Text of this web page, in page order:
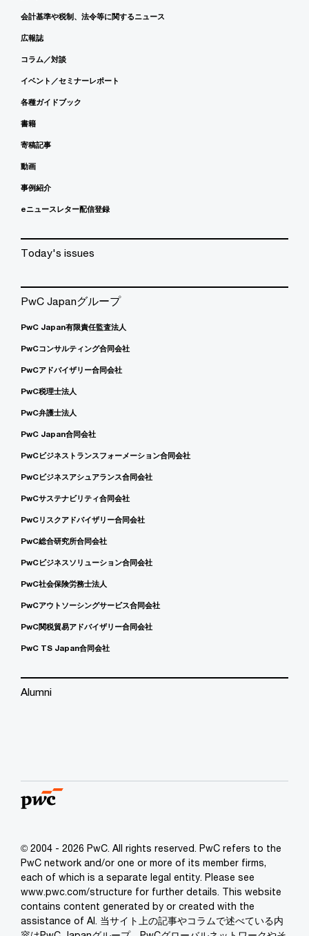
会計基準や税制、法令等に関するニュース
広報誌
コラム／対談
イベント／セミナーレポート
各種ガイドブック
書籍
寄稿記事
動画
事例紹介
eニュースレター配信登録
Today's issues
PwC Japanグループ
PwC Japan有限責任監査法人
PwCコンサルティング合同会社
PwCアドバイザリー合同会社
PwC税理士法人
PwC弁護士法人
PwC Japan合同会社
PwCビジネストランスフォーメーション合同会社
PwCビジネスアシュアランス合同会社
PwCサステナビリティ合同会社
PwCリスクアドバイザリー合同会社
PwC総合研究所合同会社
PwCビジネスソリューション合同会社
PwC社会保険労務士法人
PwCアウトソーシングサービス合同会社
PwC関税貿易アドバイザリー合同会社
PwC TS Japan合同会社
Alumni
© 2004 - 2026 PwC. All rights reserved. PwC refers to the
PwC network and/or one or more of its member firms,
each of which is a separate legal entity. Please see
www.pwc.com/structure for further details. This website
contains content generated by or created with the
assistance of AI. 当サイト上の記事やコラムで述べている内